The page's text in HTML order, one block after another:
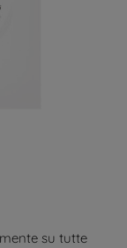
su tutte